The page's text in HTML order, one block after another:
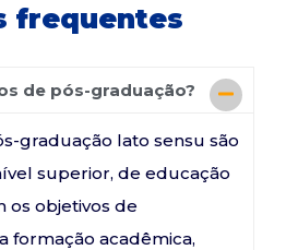
frequentes
de pós-graduação?
graduação lato sensu são
superior, de educação
os objetivos de
formação acadêmica,